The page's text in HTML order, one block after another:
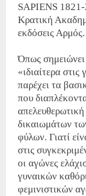
SAPIENS
Κρατική
εκδόσεις Αρμός.
Όπως
«ιδιαίτερα στις
παρέχει τα
που
δικαιωμάτων
φύλων. Γιατί
στις
οι αγώνες
γυναικών
φεμινιστικών